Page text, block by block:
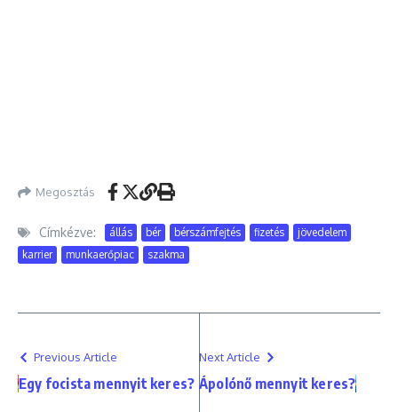
Megosztás
Címkézve: állás bér bérszámfejtés fizetés
jövedelem
karrier
munkaerőpiac szakma
Previous Article
Egy focista mennyit keres?
Next Article
Ápolónő mennyit keres?